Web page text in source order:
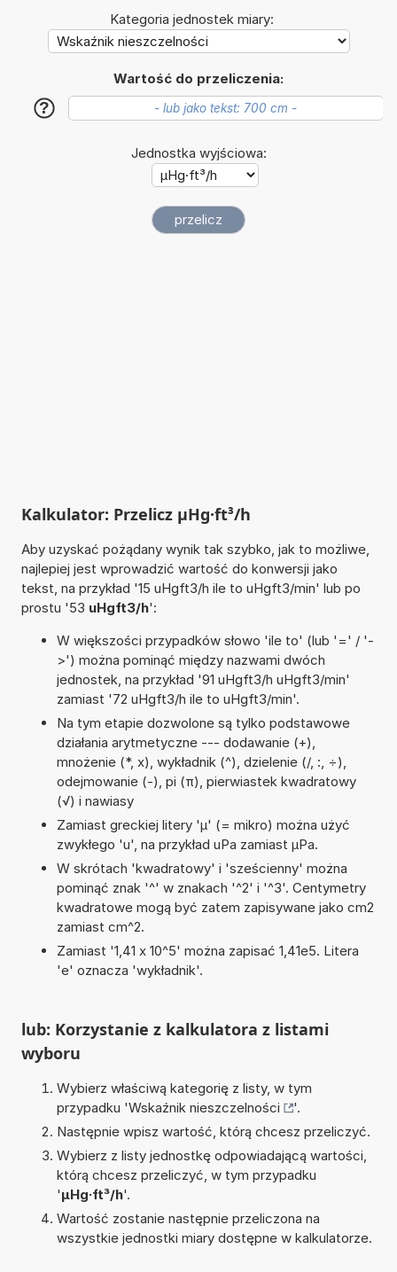
Kategoria jednostek miary:
Wartość do przeliczenia:
?
Jednostka wyjściowa:
Kalkulator: Przelicz µHg·ft³/h
Aby uzyskać pożądany wynik tak szybko, jak to możliwe,
najlepiej jest wprowadzić wartość do konwersji jako
tekst, na przykład '15 uHgft3/h ile to uHgft3/min' lub po
prostu '53 uHgft3/h':
W większości przypadków słowo 'ile to' (lub '=' / '-
>') można pominąć między nazwami dwóch
jednostek, na przykład '91 uHgft3/h uHgft3/min'
zamiast '72 uHgft3/h ile to uHgft3/min'.
Na tym etapie dozwolone są tylko podstawowe
działania arytmetyczne --- dodawanie (+),
mnożenie (*, x), wykładnik (^), dzielenie (/, :, ÷),
odejmowanie (-), pi (π), pierwiastek kwadratowy
(√) i nawiasy
Zamiast greckiej litery 'µ' (= mikro) można użyć
zwykłego 'u', na przykład uPa zamiast µPa.
W skrótach 'kwadratowy' i 'sześcienny' można
pominąć znak '^' w znakach '^2' i '^3'. Centymetry
kwadratowe mogą być zatem zapisywane jako cm2
zamiast cm^2.
Zamiast '1,41 x 10^5' można zapisać 1,41e5. Litera
'e' oznacza 'wykładnik'.
lub: Korzystanie z kalkulatora z listami
wyboru
Wybierz właściwą kategorię z listy, w tym
przypadku 'Wskaźnik nieszczelności
'.
Następnie wpisz wartość, którą chcesz przeliczyć.
Wybierz z listy jednostkę odpowiadającą wartości,
którą chcesz przeliczyć, w tym przypadku
'µHg·ft³/h'.
Wartość zostanie następnie przeliczona na
wszystkie jednostki miary dostępne w kalkulatorze.